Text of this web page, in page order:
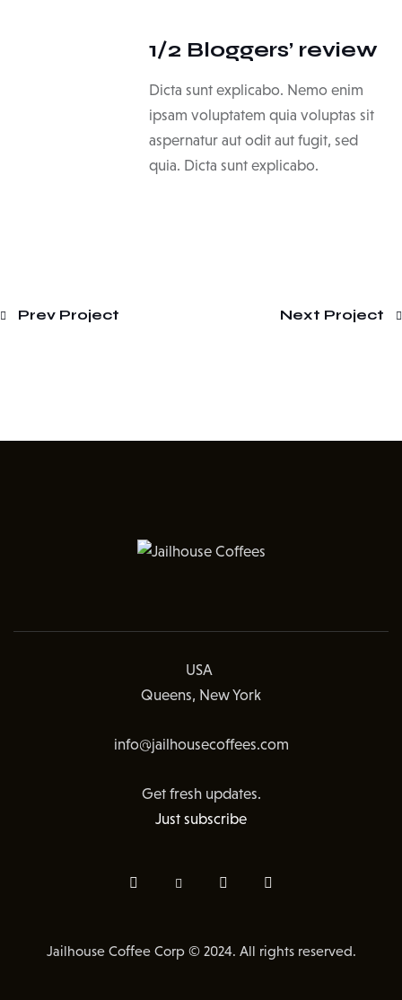
1/2 Bloggers’ review
Dicta sunt explicabo. Nemo enim
ipsam voluptatem quia voluptas sit
aspernatur aut odit aut fugit, sed
quia. Dicta sunt explicabo.
Prev Project Next Project
USA
Queens, New York
info@jailhousecoffees.com
Get fresh updates.
Just subscribe
Jailhouse Coffee Corp © 2024. All rights reserved.